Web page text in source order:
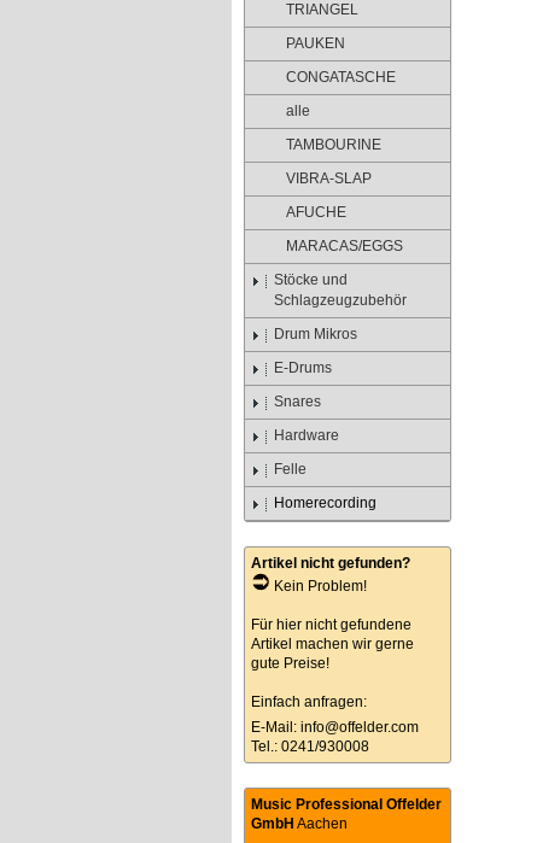
TRIANGEL
PAUKEN
CONGATASCHE
alle
TAMBOURINE
VIBRA-SLAP
AFUCHE
MARACAS/EGGS
Stöcke und
Schlagzeugzubehör
Drum Mikros
E-Drums
Snares
Hardware
Felle
Homerecording
Artikel nicht gefunden?
Kein Problem!
Für hier nicht gefundene
Artikel machen wir gerne
gute Preise!
Einfach anfragen:
E-Mail: info@offelder.com
Tel.: 0241/930008
Music Professional Offelder
GmbH Aachen